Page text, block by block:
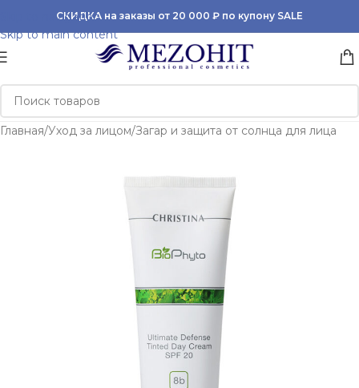
Skip to navigation
Skip to main content
СКИДКА на заказы от 20 000 ₽ по купону SALE
Главная/Уход за лицом/Загар и защита от солнца для лица